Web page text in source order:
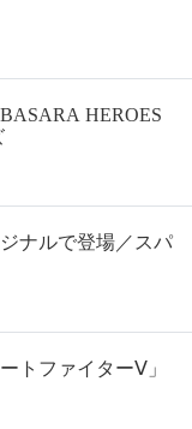
HEROES
ナルで登場／スパ
トファイターⅤ」